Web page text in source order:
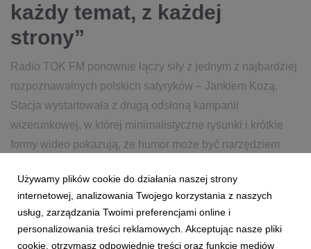
każdy temat, z każdej
strony”
Radio TOK FM ponownie łączy siły z jednym z najbardziej
rozpoznawalnych polskich satyryków – Jankiem Kozą.
Stacja wystartowała z drugą odsłoną kampanii
wizerunkowej, w której minimalistyczne rysunki i krótkie
formy wideo pokazują, że humor może być narzędziem
6 marca 2026 czytaj więcej...
Używamy plików cookie do działania naszej strony
internetowej, analizowania Twojego korzystania z naszych
usług, zarządzania Twoimi preferencjami online i
personalizowania treści reklamowych. Akceptując nasze pliki
cookie, otrzymasz odpowiednie treści oraz funkcje mediów